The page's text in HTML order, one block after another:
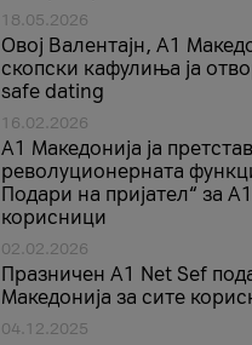
18.05.2026
Овој Валентајн, A1
скопски кафулиња ја
safe dating
16.02.2026
А1 Македонија ја
револуционерната
Подари на пријател“ за
корисници
02.02.2026
Празничен A1 Net Sеf
Македонија за сите
04.12.2025